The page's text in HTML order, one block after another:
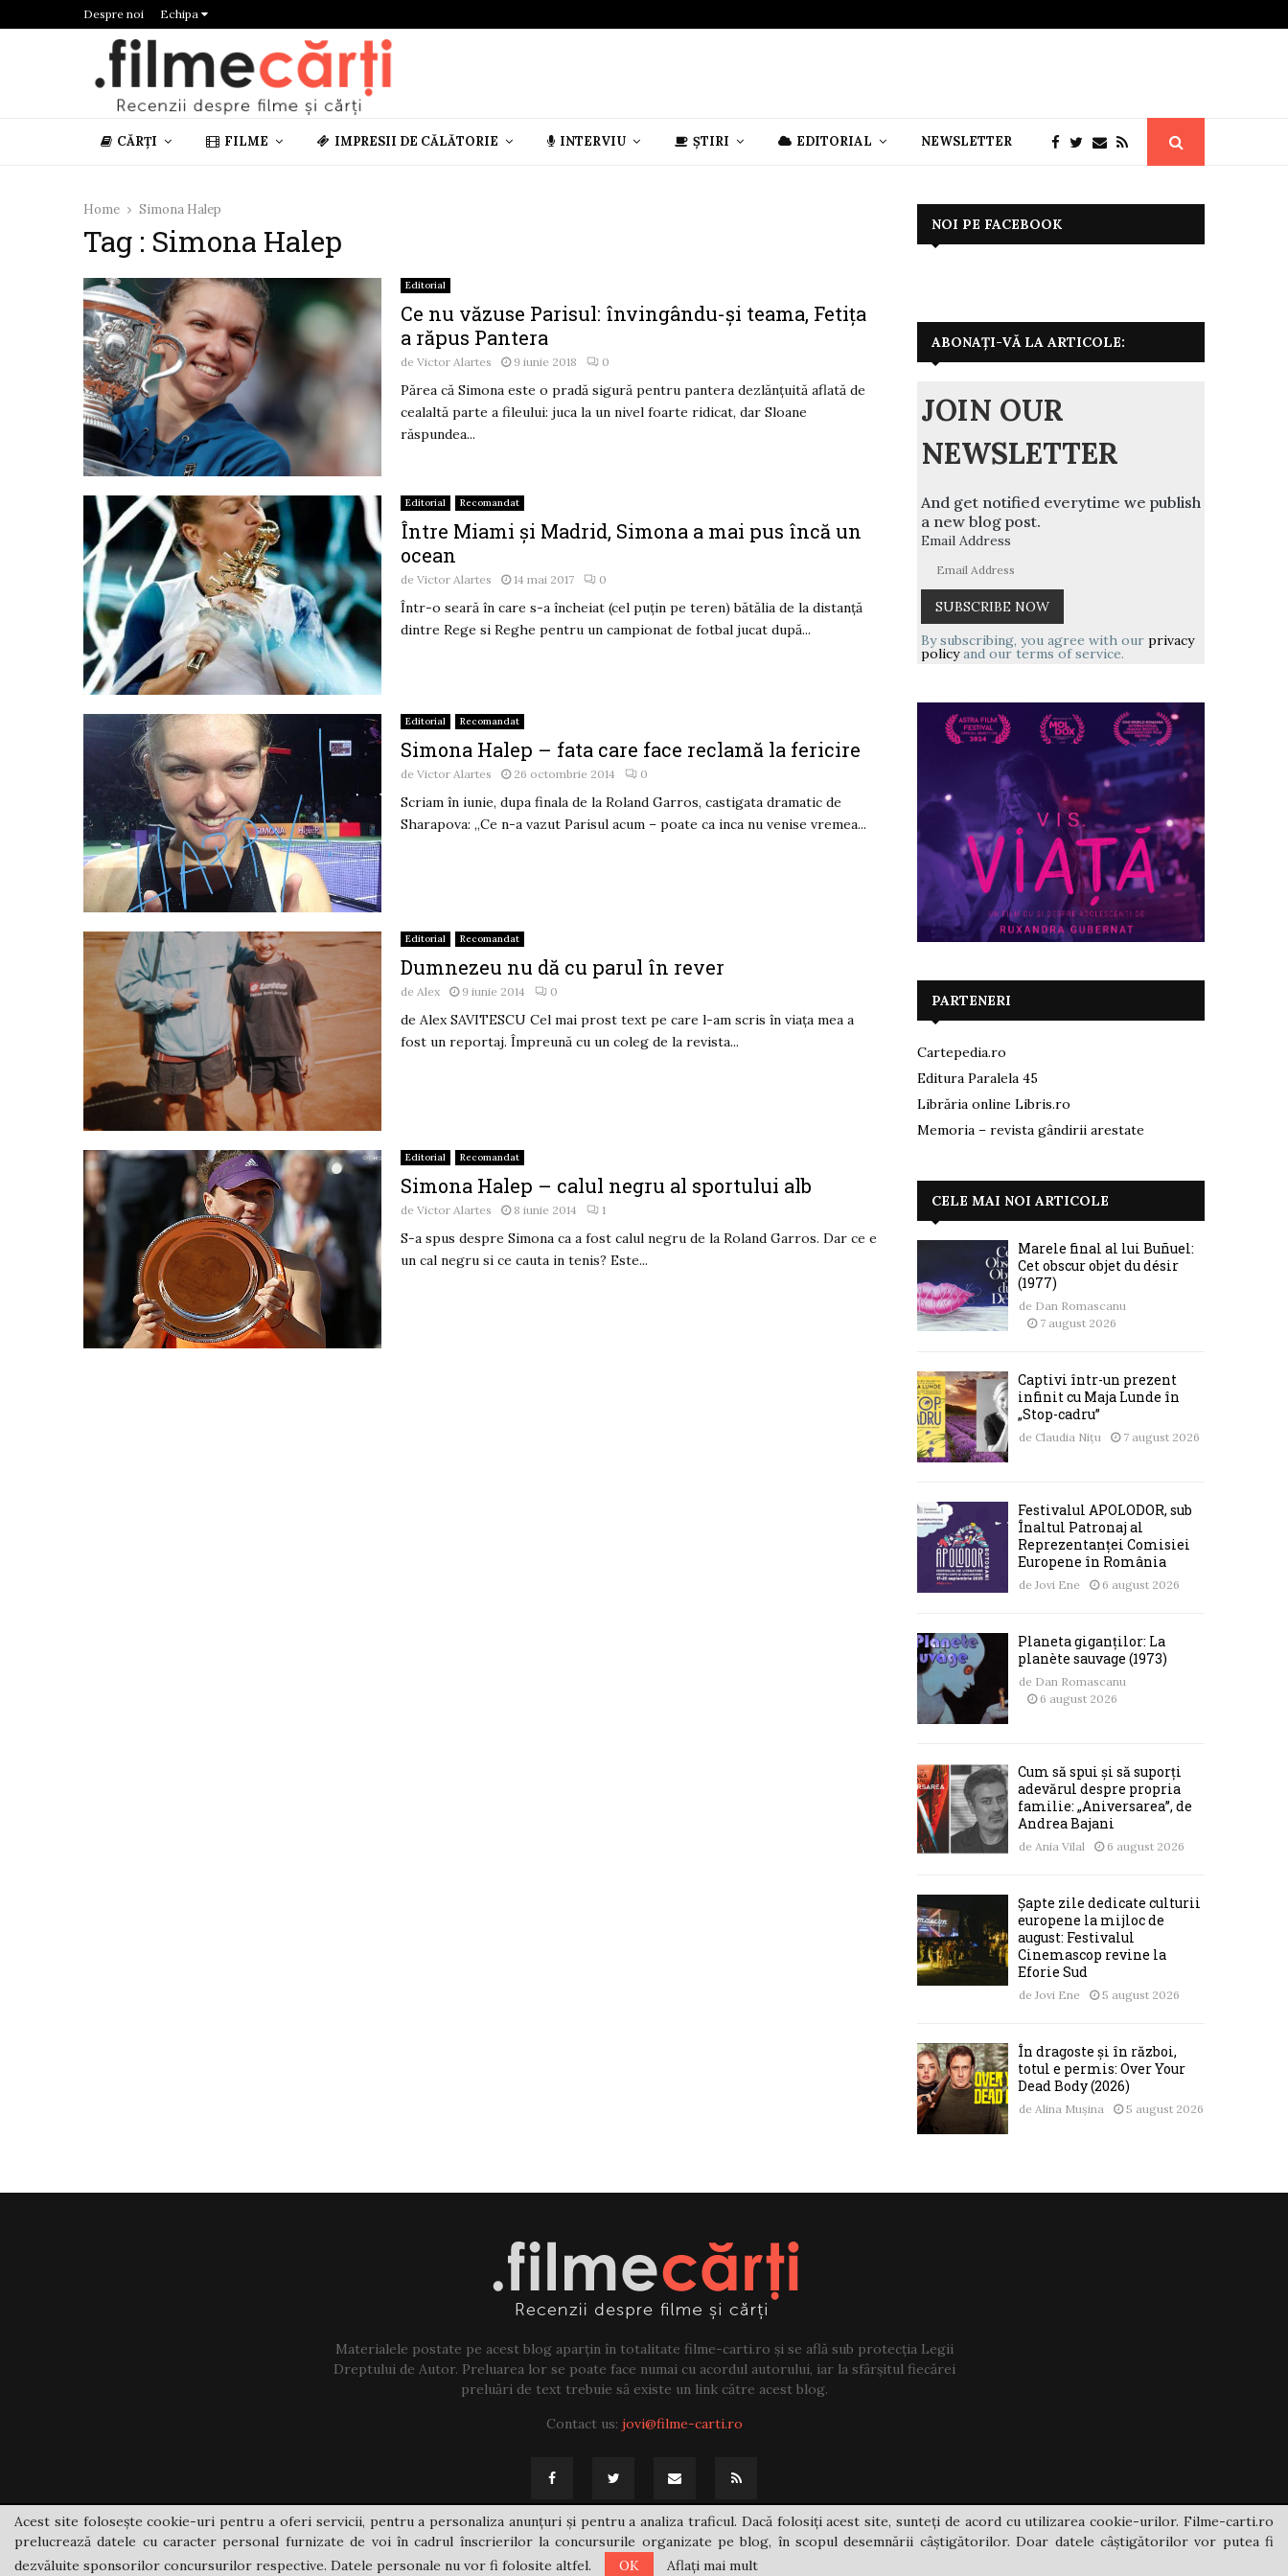
Despre noi Echipa
CĂRȚI FILME IMPRESII DE CĂLĂTORIE INTERVIU ȘTIRI EDITORIAL NEWSLETTER
Home Simona Halep
Tag : Simona Halep
Editorial
Ce nu văzuse Parisul: învingându-și teama, Fetița
a răpus Pantera
deVictor Alartes 9 iunie 2018 0
Părea că Simona este o pradă sigură pentru pantera dezlănțuită aflată de
cealaltă parte a fileului: juca la un nivel foarte ridicat, dar Sloane
răspundea...
Editorial Recomandat
Între Miami și Madrid, Simona a mai pus încă un
ocean
deVictor Alartes 14 mai 2017 0
Într-o seară în care s-a încheiat (cel puțin pe teren) bătălia de la distanță
dintre Rege si Reghe pentru un campionat de fotbal jucat după...
Editorial Recomandat
Simona Halep – fata care face reclamă la fericire
deVictor Alartes 26 octombrie 2014 0
Scriam în iunie, dupa finala de la Roland Garros, castigata dramatic de
Sharapova: „Ce n-a vazut Parisul acum – poate ca inca nu venise vremea...
Editorial Recomandat
Dumnezeu nu dă cu parul în rever
deAlex 9 iunie 2014 0
de Alex SAVITESCU Cel mai prost text pe care l-am scris în viaţa mea a
fost un reportaj. Împreună cu un coleg de la revista...
Editorial Recomandat
Simona Halep – calul negru al sportului alb
deVictor Alartes 8 iunie 2014 1
S-a spus despre Simona ca a fost calul negru de la Roland Garros. Dar ce e
un cal negru si ce cauta in tenis? Este...
NOI PE FACEBOOK
ABONAȚI-VĂ LA ARTICOLE:
JOIN OUR
NEWSLETTER
And get notified everytime we publish
a new blog post.
Email Address
By subscribing, you agree with our privacy
policyand our terms of service.
PARTENERI
Cartepedia.ro
Editura Paralela 45
Librăria online Libris.ro
Memoria – revista gândirii arestate
CELE MAI NOI ARTICOLE
Marele final al lui Buñuel:
Cet obscur objet du désir
(1977)
de Dan Romascanu
7 august 2026
Captivi într-un prezent
infinit cu Maja Lunde în
„Stop-cadru”
de Claudia Nițu 7 august 2026
Festivalul APOLODOR, sub
Înaltul Patronaj al
Reprezentanței Comisiei
Europene în România
de Jovi Ene 6 august 2026
Planeta giganților: La
planète sauvage (1973)
de Dan Romascanu
6 august 2026
Cum să spui și să suporți
adevărul despre propria
familie: „Aniversarea”, de
Andrea Bajani
de Ania Vilal 6 august 2026
Șapte zile dedicate culturii
europene la mijloc de
august: Festivalul
Cinemascop revine la
Eforie Sud
de Jovi Ene 5 august 2026
În dragoste și în război,
totul e permis: Over Your
Dead Body (2026)
de Alina Mușina 5 august 2026
Materialele postate pe acest blog aparțin în totalitate filme-carti.ro și se află sub protecția Legii
Dreptului de Autor. Preluarea lor se poate face numai cu acordul autorului, iar la sfârșitul fiecărei
preluări de text trebuie să existe un link către acest blog.
Contact us: jovi@filme-carti.ro
@2021 - filme-carti.ro
Acest site folosește cookie-uri pentru a oferi servicii, pentru a personaliza anunțuri și pentru a analiza traficul. Dacă folosiți acest site, sunteți de acord cu utilizarea cookie-urilor. Filme-carti.ro
prelucrează datele cu caracter personal furnizate de voi în cadrul înscrierilor la concursurile organizate pe blog, în scopul desemnării câștigătorilor. Doar datele câștigătorilor vor putea fi
dezvăluite sponsorilor concursurilor respective. Datele personale nu vor fi folosite altfel.
OK Aflați mai mult